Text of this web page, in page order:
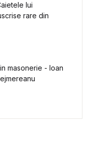
lui
rare din
masonerie - Ioan